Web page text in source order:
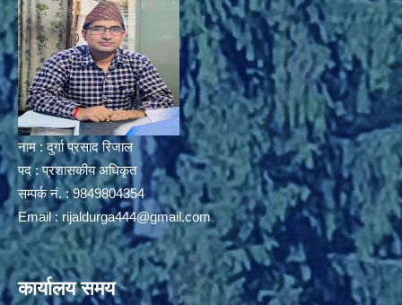
नाम : दुर्गा प्रसाद रिजाल
पद : प्रशासकीय अधिकृत
सम्पर्क नं. : 9849804354
Email : rijaldurga444@gmail.com
कार्यालय समय